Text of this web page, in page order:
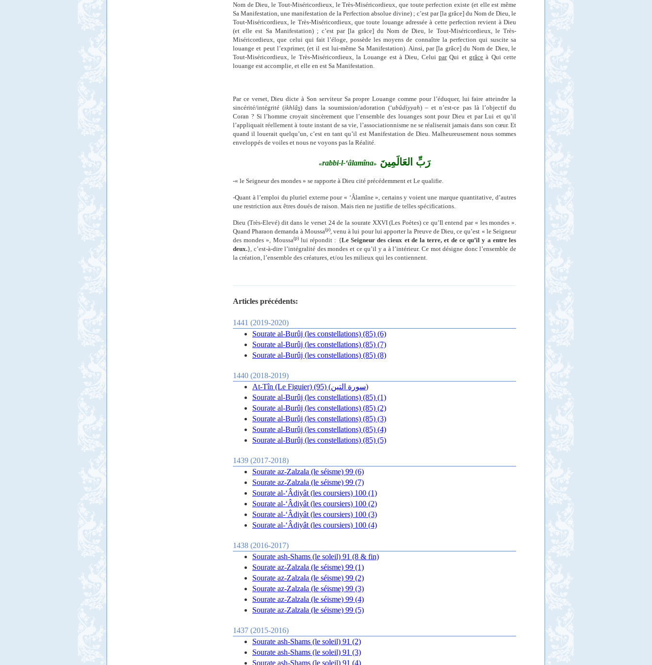
Nom de Dieu, le Tout-Miséricordieux, le Très-Miséricordieux, que toute perfection existe (et elle est même
Sa Manifestation, une manifestation de la Perfection absolue divine) ; c’est par [la grâce] du Nom de Dieu, le
Tout-Miséricordieux, le Très-Miséricordieux, que toute louange adressée à cette perfection revient à Dieu
(et elle est Sa Manifestation) ; c’est par [la grâce] du Nom de Dieu, le Tout-Miséricordieux, le Très-
Miséricordieux, que celui qui fait l’éloge, possède les moyens de connaître la perfection qui suscite sa
louange et peut l’exprimer, (et il est lui-même Sa Manifestation). Ainsi, par [la grâce] du Nom de Dieu, le
Tout-Miséricordieux, le Très-Miséricordieux, la Louange est à Dieu, Celui parQui et grâce à Qui cette
louange est accomplie, et elle en est Sa Manifestation.
Par ce verset, Dieu dicte à Son serviteur Sa propre Louange comme pour l’éduquer, lui faire atteindre la
sincérité/intégrité (ikhlâs) dans la soumission/adoration (‘ubûdiyyah) – et n’est-ce pas là l’objectif du
Coran ? Si l’homme croyait sincèrement que l’ensemble des louanges sont pour Dieu et par Lui et qu’il
l’appliquait réellement à toute instant de sa vie, l’associationnisme ne se réaliserait jamais dans son cœur. Et
quand il louerait quelqu’un, c’est en tant qu’il est Manifestation de Dieu. Malheureusement nous sommes
enveloppés de voiles et nous ne voyons pas la Réalité.
رَبِّ العَالَمِينَ »
rabbi-l-‘âlamîna
«
-« le Seigneur des mondes » se rapporte à Dieu cité précédemment et Le qualifie.
-Quant à l’emploi du pluriel externe pour « ‘Âlamîne », certains y voient une marque quantitative, d’autres
une restriction aux êtres doués de raison. Mais rien ne justifie de telles spécifications.
Dieu (Très-Elevé) dit dans le verset 24 de la sourate XXVI (Les Poètes) ce qu’Il entend par « les mondes ».
Quand Pharaon demanda à Moussa(p), venu à lui pour lui apporter la Preuve de Dieu, ce qu’est « le Seigneur
des mondes », Moussa(p)lui répondit : {Le Seigneur des cieux et de la terre, et de ce qu’il y a entre les
deux.}, c’est-à-dire l’intégralité des mondes et ce qu’il y a à l’intérieur. Ce mot désigne donc l’ensemble de
la création, l’ensemble des créatures, et/ou les milieux qui les contiennent.
Articles précédents:
1441 (2019-2020)
Sourate al-Burûj (les constellations) (85) (6)
Sourate al-Burûj (les constellations) (85) (7)
Sourate al-Burûj (les constellations) (85) (8)
1440 (2018-2019)
At-Tîn (Le Figuier) (95) (سورة التين)
Sourate al-Burûj (les constellations) (85) (1)
Sourate al-Burûj (les constellations) (85) (2)
Sourate al-Burûj (les constellations) (85) (3)
Sourate al-Burûj (les constellations) (85) (4)
Sourate al-Burûj (les constellations) (85) (5)
1439 (2017-2018)
Sourate az-Zalzala (le séisme) 99 (6)
Sourate az-Zalzala (le séisme) 99 (7)
Sourate al-‘Âdiyât (les coursiers) 100 (1)
Sourate al-‘Âdiyât (les coursiers) 100 (2)
Sourate al-‘Âdiyât (les coursiers) 100 (3)
Sourate al-‘Âdiyât (les coursiers) 100 (4)
1438 (2016-2017)
Sourate ash-Shams (le soleil) 91 (8 & fin)
Sourate az-Zalzala (le séisme) 99 (1)
Sourate az-Zalzala (le séisme) 99 (2)
Sourate az-Zalzala (le séisme) 99 (3)
Sourate az-Zalzala (le séisme) 99 (4)
Sourate az-Zalzala (le séisme) 99 (5)
1437 (2015-2016)
Sourate ash-Shams (le soleil) 91 (2)
Sourate ash-Shams (le soleil) 91 (3)
Sourate ash-Shams (le soleil) 91 (4)